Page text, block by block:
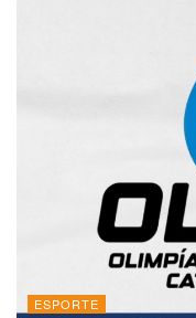
ESPORTE